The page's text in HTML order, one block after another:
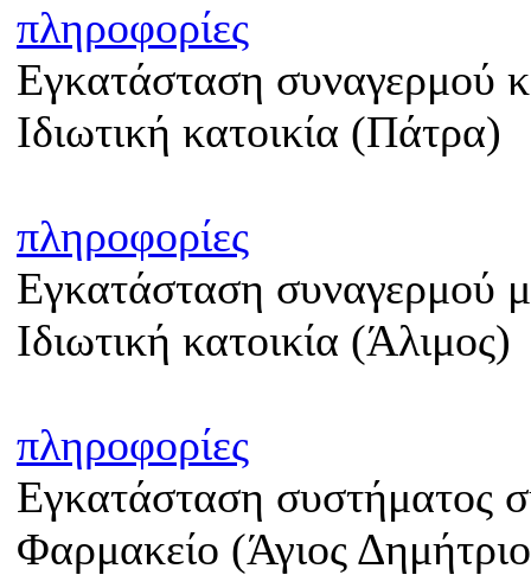
πληροφορίες
Εγκατάσταση συναγερμού
Ιδιωτική κατοικία (Πάτρα)
πληροφορίες
Εγκατάσταση συναγερμού
Ιδιωτική κατοικία (Άλιμος)
πληροφορίες
Εγκατάσταση συστήματος
Φαρμακείο (Άγιος